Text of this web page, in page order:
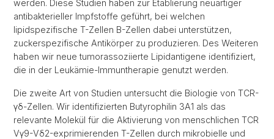
werden. Diese Studien haben zur Etablierung neuartiger
antibakterieller Impfstoffe geführt, bei welchen
lipidspezifische T-Zellen B-Zellen dabei unterstützen,
zuckerspezifische Antikörper zu produzieren. Des Weiteren
haben wir neue tumorassoziierte Lipidantigene identifiziert,
die in der Leukämie-Immuntherapie genutzt werden.
Die zweite Art von Studien untersucht die Biologie von TCR-
γδ-Zellen. Wir identifizierten Butyrophilin 3A1 als das
relevante Molekül für die Aktivierung von menschlichen TCR
Vγ9-Vδ2-exprimierenden T-Zellen durch mikrobielle und